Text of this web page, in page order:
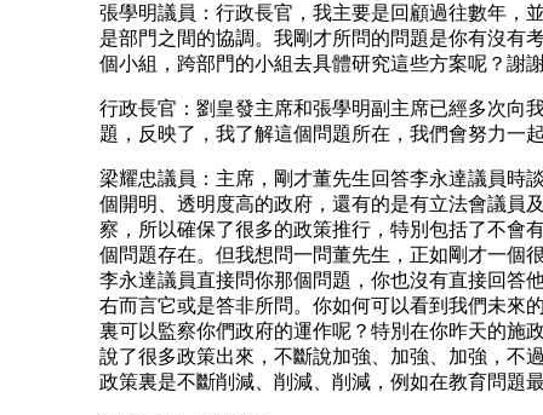
張學明議員：行政長官，我主要是回顧過往數年，
是部門之間的協調。我剛才所問的問題是你有沒有
個小組，跨部門的小組去具體研究這些方案呢？謝
行政長官：劉皇發主席和張學明副主席已經多次向
題，反映了，我了解這個問題所在，我們會努力一
梁耀忠議員：主席，剛才董先生回答李永達議員時
個開明、透明度高的政府，還有的是有立法會議員
察，所以確保了很多的政策推行，特別包括了不會
個問題存在。但我想問一問董先生，正如剛才一個
李永達議員直接問你那個問題，你也沒有直接回答
右而言它或是答非所問。你如何可以看到我們未來
裏可以監察你們政府的運作呢？特別在你昨天的施
說了很多政策出來，不斷說加強、加強、加強，不
政策裏是不斷削減、削減、削減，例如在教育問題